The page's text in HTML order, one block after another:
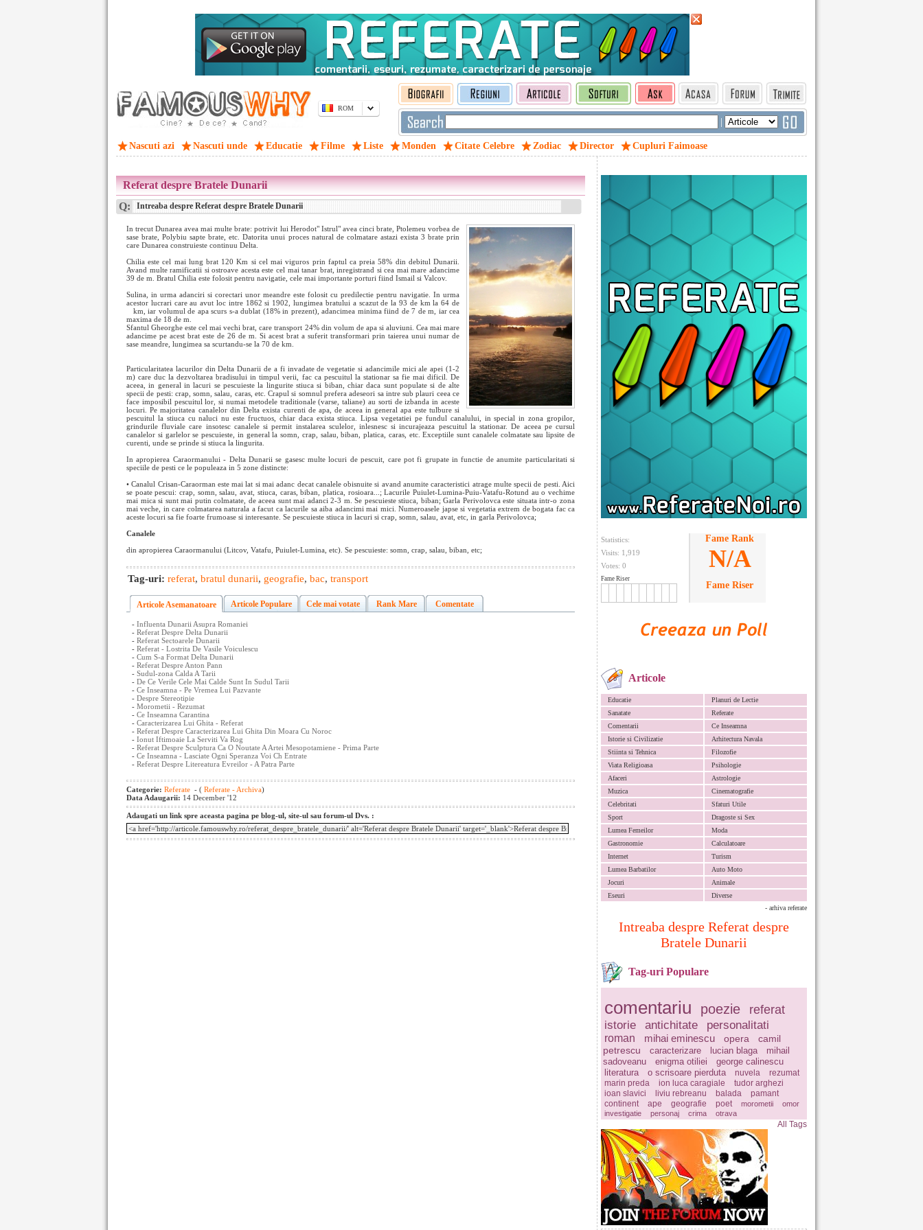
ROM
|
Nascuti azi Nascuti unde Educatie Filme Liste Monden Citate Celebre Zodiac Director Cupluri Faimoase
Statistics:
Visits: 1,919
Votes: 0
Fame Riser
Fame Rank
N/A
Fame Riser
Articole
Educatie
Planuri de Lectie
Sanatate
Referate
Comentarii
Ce Inseamna
Istorie si Civilizatie
Arhitectura Navala
Stiinta si Tehnica
Filozofie
Viata Religioasa
Psihologie
Afaceri
Astrologie
Muzica
Cinematografie
Celebritati
Sfaturi Utile
Sport
Dragoste si Sex
Lumea Femeilor
Moda
Gastronomie
Calculatoare
Internet
Turism
Lumea Barbatilor
Auto Moto
Jocuri
Animale
Eseuri
Diverse
- arhiva referate
Intreaba despre Referat despre
Bratele Dunarii
Tag-uri Populare
comentariu poezie referat
istorie antichitate personalitati
roman mihai eminescu opera
camil
petrescu
caracterizare lucian blaga
mihail
sadoveanu
enigma otiliei
george calinescu
literatura
o scrisoare pierduta nuvela
rezumat
marin preda
ion luca caragiale
tudor arghezi
ioan slavici
liviu rebreanu balada
pamant
continent
ape geografie poet morometii
omor
investigatie
personaj crima otrava
All Tags
Referat despre Bratele Dunarii
Q: Intreaba despre Referat despre Bratele Dunarii
In trecut Dunarea avea mai multe brate: potrivit lui Herodot" Istrul" avea cinci brate, Ptolemeu vorbea de
sase brate, Polybiu sapte brate, etc. Datorita unui proces natural de colmatare astazi exista 3 brate prin
care Dunarea construieste continuu Delta.
Chilia este cel mai lung brat 120 Km si cel mai viguros prin faptul ca preia 58% din debitul Dunarii.
Avand multe ramificatii si ostroave acesta este cel mai tanar brat, inregistrand si cea mai mare adancime
39 de m. Bratul Chilia este folosit pentru navigatie, cele mai importante porturi fiind Ismail si Valcov.
Sulina, in urma adanciri si corectari unor meandre este folosit cu predilectie pentru navigatie. In urma
acestor lucrari care au avut loc intre 1862 si 1902, lungimea bratului a scazut de la 93 de km la 64 de
km, iar volumulde apa scurs s-a dublat (18% in prezent), adancimea minima fiind de 7 de m, iar cea
maxima de 18 de m.
Sfantul Gheorghe este cel mai vechi brat, care transport 24% din volum de apa si aluviuni. Cea mai mare
adancime pe acest brat este de 26 de m. Si acest brat a suferit transformari prin taierea unui numar de
sase meandre, lungimea sa scurtandu-se la 70 de km.
Particularitatea lacurilor din Delta Dunarii de a fi invadate de vegetatie si adancimile mici ale apei (1-2
m) care duc la dezvoltarea bradisului in timpul verii, fac ca pescuitul la stationar sa fie mai dificil. De
aceea, in general in lacuri se pescuieste la lingurite stiuca si biban, chiar daca sunt populate si de alte
specii de pesti: crap, somn, salau, caras, etc. Crapul si somnul prefera adeseori sa intre sub plauri ceea ce
face imposibil pescuitul lor, si numai metodele traditionale (varse, taliane) au sorti de izbanda in aceste
locuri. Pe majoritatea canalelor din Delta exista curenti de apa, de aceea in general apa este tulbure si
pescuitul la stiuca cu naluci nu este fructuos, chiar daca exista stiuca. Lipsa vegetatiei pe fundul canalului, in special in zona gropilor,
grindurile fluviale care insotesc canalele si permit instalarea sculelor, inlesnesc si incurajeaza pescuitul la stationar. De aceea pe cursul
canalelor si garlelor se pescuieste, in general la somn, crap, salau, biban, platica, caras, etc. Exceptiile sunt canalele colmatate sau lipsite de
curenti, unde se prinde si stiuca la lingurita.
In apropierea Caraormanului - Delta Dunarii se gasesc multe locuri de pescuit, care pot fi grupate in functie de anumite particularitati si
speciile de pesti ce le populeaza in 5 zone distincte:
• Canalul Crisan-Caraorman este mai lat si mai adanc decat canalele obisnuite si avand anumite caracteristici atrage multe specii de pesti. Aici
se poate pescui: crap, somn, salau, avat, stiuca, caras, biban, platica, rosioara...; Lacurile Puiulet-Lumina-Puiu-Vatafu-Rotund au o vechime
mai mica si sunt mai putin colmatate, de aceea sunt mai adanci 2-3 m. Se pescuieste stiuca, biban; Garla Perivolovca este situata intr-o zona
mai veche, in care colmatarea naturala a facut ca lacurile sa aiba adancimi mai mici. Numeroasele japse si vegetatia extrem de bogata fac ca
aceste locuri sa fie foarte frumoase si interesante. Se pescuieste stiuca in lacuri si crap, somn, salau, avat, etc, in garla Perivolovca;
Canalele
din apropierea Caraormanului (Litcov, Vatafu, Puiulet-Lumina, etc). Se pescuieste: somn, crap, salau, biban, etc;
Tag-uri: referat, bratul dunarii, geografie, bac, transport
Articole Asemanatoare Articole Populare Cele mai votate Rank Mare Comentate
- Influenta Dunarii Asupra Romaniei
- Referat Despre Delta Dunarii
- Referat Sectoarele Dunarii
- Referat - Lostrita De Vasile Voiculescu
- Cum S-a Format Delta Dunarii
- Referat Despre Anton Pann
- Sudul-zona Calda A Tarii
- De Ce Verile Cele Mai Calde Sunt In Sudul Tarii
- Ce Inseamna - Pe Vremea Lui Pazvante
- Despre Stereotipie
- Morometii - Rezumat
- Ce Inseamna Carantina
- Caracterizarea Lui Ghita - Referat
- Referat Despre Caracterizarea Lui Ghita Din Moara Cu Noroc
- Ionut Iftimoaie La Serviti Va Rog
- Referat Despre Sculptura Ca O Noutate A Artei Mesopotamiene - Prima Parte
- Ce Inseamna - Lasciate Ogni Speranza Voi Ch Entrate
- Referat Despre Litereatura Evreilor - A Patra Parte
Categorie: Referate - ( Referate - Archiva)
Data Adaugarii: 14 December '12
Adaugati un link spre aceasta pagina pe blog-ul, site-ul sau forum-ul Dvs. :